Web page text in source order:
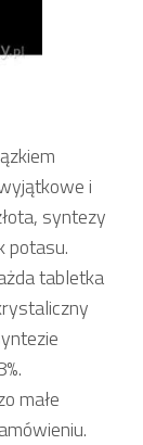
i
syntezy
potasu.
tabletka
małe